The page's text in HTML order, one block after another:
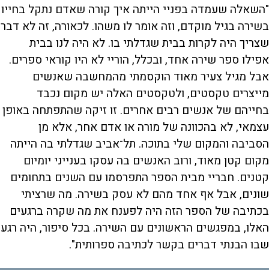
"השאלה שעמדה בפניי הייתה איך קורה שאדם נתקל בחייו
בשירה בגיל מוקדם, וזה אומר לו משהו. לכאורה, זה לא דבר
שצריך היה לקרות בבית שגדלתי בו. לא היה לנו בבית
אפילו ספר שירה אחד, ובכלל, הוריי לא היו קוראי ספרים.
אבל מגיל צעיר מאוד הוקסמתי מהמחשבה שאנשים
מייצרים טקסטים, ולטקסטים האלה יש מקום נכבד
בחייהם של אנשים רבים אחרים. זו זיקה שהתפתחה באופן
עצמאי, לא בהכוונה של מורה או אדם אחר, אלא מן
הסביבה והמקום שלי בתוכה. תל־אביב שגדלתי בה הייתה
מקום קטן מאוד, ורוב האנשים בה עסקו בענייני יומיום
קטנים. חבריי מבית הספר התפרסמו עם השנים בתחומים
שונים, אבל אף אחד מהם לא עסק בשירה. מה שרציתי
בכתיבה של הספר הזה היה לפענח את מה שקרה ברגעים
האלו, במפגשים הראשונים עם השירה. בכל סיפור, היה רגע
שבו הבנתי דברים בקשר לכתיבה ספרותית".